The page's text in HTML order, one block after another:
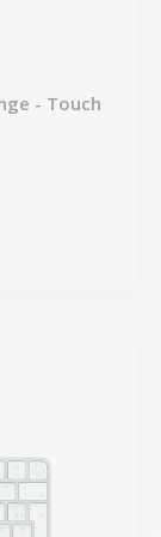
- Touch